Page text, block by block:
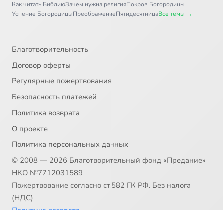
Как читать БиблиюЗачем нужна религияПокров Богородицы
Успение БогородицыПреображениеПятидесятницаВсе темы →
Благотворительность
Договор оферты
Регулярные пожертвования
Безопасность платежей
Политика возврата
О проекте
Политика персональных данных
© 2008 — 2026 Благотворительный фонд «Предание»
НКО №7712031589
Пожертвование согласно ст.582 ГК РФ. Без налога
(НДС)